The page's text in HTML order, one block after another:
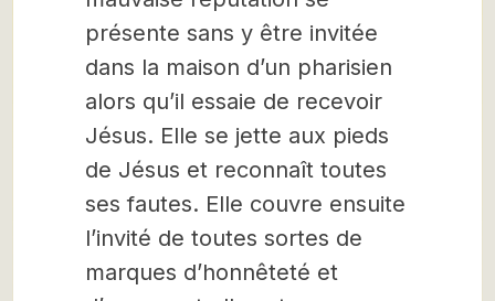
présente sans y être invitée
dans la maison d’un pharisien
alors qu’il essaie de recevoir
Jésus. Elle se jette aux pieds
de Jésus et reconnaît toutes
ses fautes. Elle couvre ensuite
l’invité de toutes sortes de
marques d’honnêteté et